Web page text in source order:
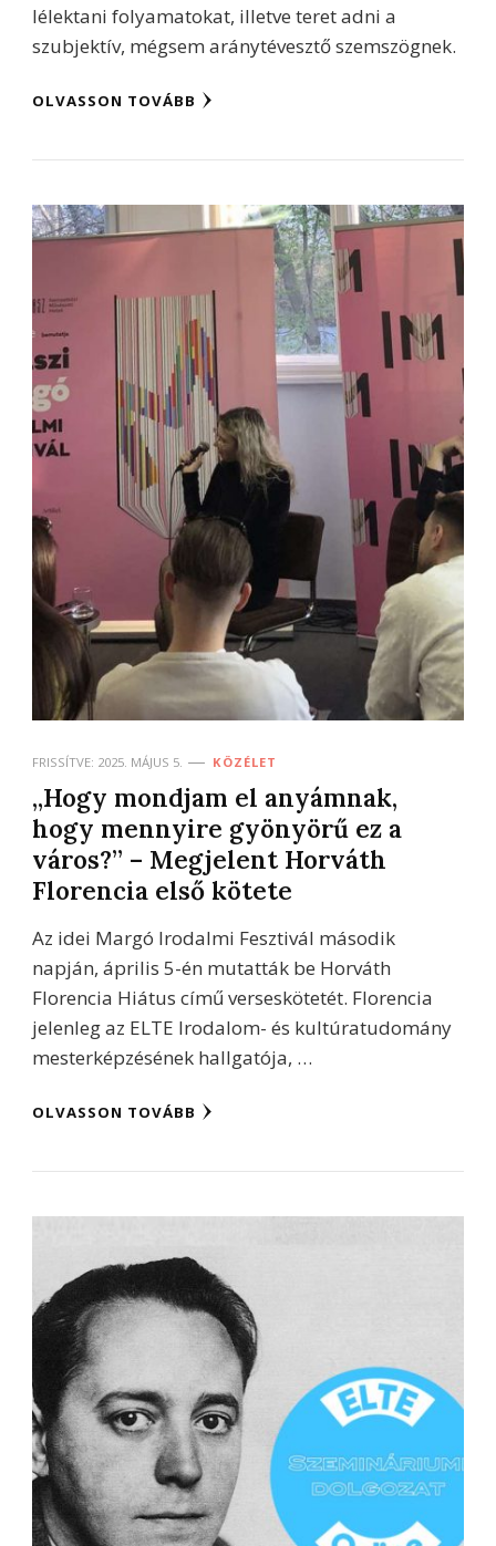
lélektani folyamatokat, illetve teret adni a
szubjektív, mégsem aránytévesztő szemszögnek.
OLVASSON TOVÁBB
FRISSÍTVE: 2025. MÁJUS 5. KÖZÉLET
„Hogy mondjam el anyámnak,
hogy mennyire gyönyörű ez a
város?” – Megjelent Horváth
Florencia első kötete
Az idei Margó Irodalmi Fesztivál második
napján, április 5-én mutatták be Horváth
Florencia Hiátus című verseskötetét. Florencia
jelenleg az ELTE Irodalom- és kultúratudomány
mesterképzésének hallgatója, …
OLVASSON TOVÁBB